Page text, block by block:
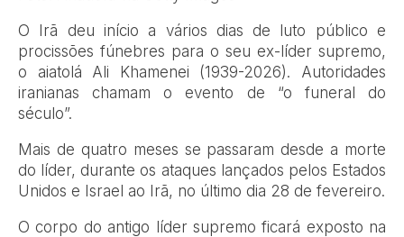
O Irã deu início a vários dias de luto público e
procissões fúnebres para o seu ex-líder supremo,
o aiatolá Ali Khamenei (1939-2026). Autoridades
iranianas chamam o evento de “o funeral do
século”.
Mais de quatro meses se passaram desde a morte
do líder, durante os ataques lançados pelos Estados
Unidos e Israel ao Irã, no último dia 28 de fevereiro.
O corpo do antigo líder supremo ficará exposto na